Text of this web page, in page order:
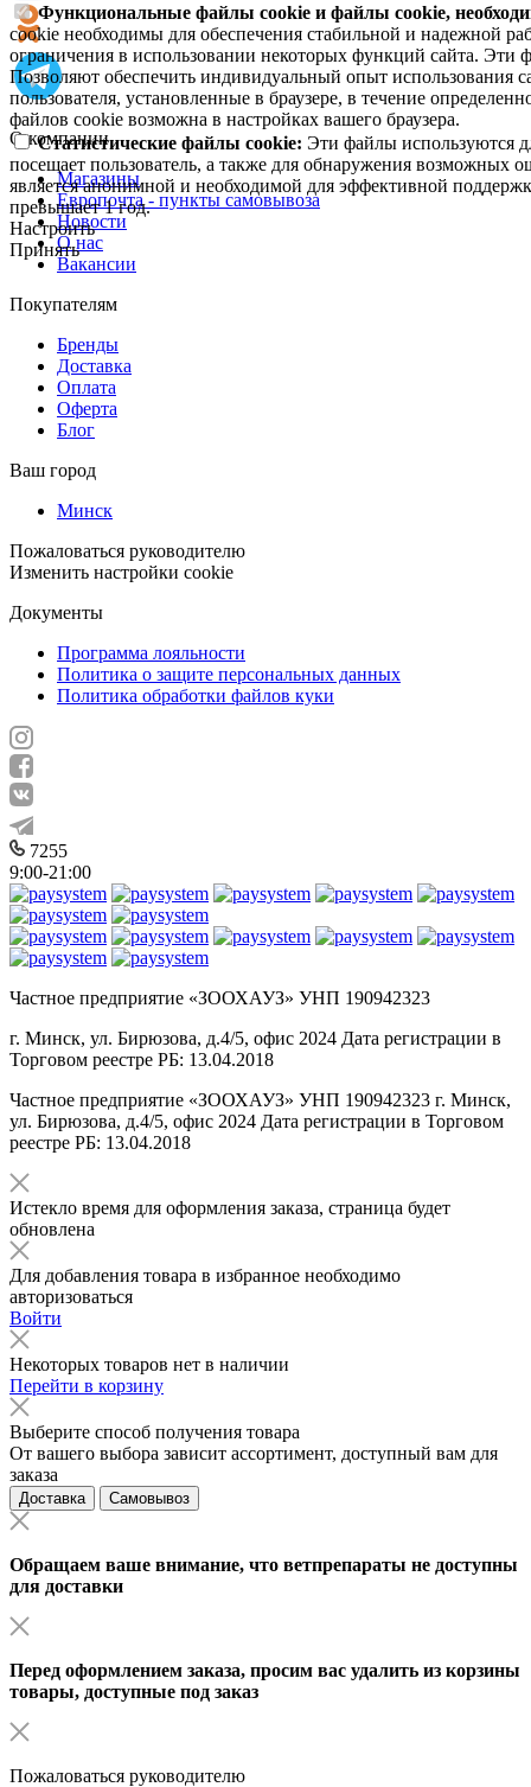
Функциональные файлы cookie и файлы cookie,
cookie необходимы для обеспечения стабильной и надежной
ограничения в использовании некоторых функций сайта. Эти
Позволяют обеспечить индивидуальный опыт использования
пользователя, установленные в браузере, в течение
файлов cookie возможна в настройках вашего браузера.
Статистические файлы cookie: Эти файлы используются
посещает пользователь, а также для обнаружения возможных
является анонимной и необходимой для эффективной
превышает 1 год.
Настроить
Принять
О компании
Магазины
Европочта - пункты самовывоза
Новости
О нас
Вакансии
Покупателям
Бренды
Доставка
Оплата
Оферта
Блог
Ваш город
Минск
Пожаловаться руководителю
Изменить настройки cookie
Документы
Программа лояльности
Политика о защите персональных данных
Политика обработки файлов куки
7255
9:00-21:00
Частное предприятие «ЗООХАУЗ» УНП 190942323
г. Минск, ул. Бирюзова, д.4/5, офис 2024 Дата регистрации в
Торговом реестре РБ: 13.04.2018
Частное предприятие «ЗООХАУЗ» УНП 190942323 г. Минск,
ул. Бирюзова, д.4/5, офис 2024 Дата регистрации в Торговом
реестре РБ: 13.04.2018
Истекло время для оформления заказа, страница будет
обновлена
Для добавления товара в избранное необходимо
авторизоваться
Войти
Некоторых товаров нет в наличии
Перейти в корзину
Выберите способ получения товара
От вашего выбора зависит ассортимент, доступный вам для
заказа
Доставка Самовывоз
Обращаем ваше внимание, что ветпрепараты не доступны
для доставки
Перед оформлением заказа, просим вас удалить из корзины
товары, доступные под заказ
Пожаловаться руководителю